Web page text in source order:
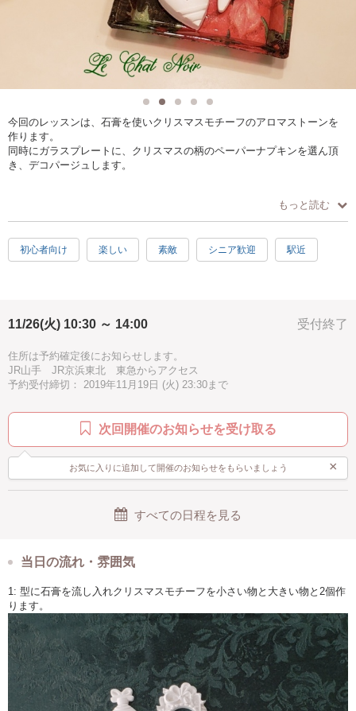
今回のレッスンは、石膏を使いクリスマスモチーフのアロマストーンを
作ります。
同時にガラスプレートに、クリスマスの柄のペーパーナプキンを選ん頂
き、デコパージュします。
ガラスプレートは、作ったアロマストーンを置いたり、アクセサリーを
ちょっと入れて置いたりするのにも使えます…。
写真4、5枚目の様にプレゼントにも喜ばれます。
もっと読む
初心者向け 楽しい 素敵 シニア歓迎 駅近
受付終了
11/26(火) 10:30 ～ 14:00
住所は予約確定後にお知らせします。
JR山手 JR京浜東北 東急からアクセス
予約受付締切： 2019年11月19日 (火) 23:30まで
次回開催のお知らせを受け取る
お気に入りに追加して開催のお知らせをもらいましょう ×
すべての日程を見る
当日の流れ・雰囲気
1: 型に石膏を流し入れクリスマスモチーフを小さい物と大きい物と2個作
ります。